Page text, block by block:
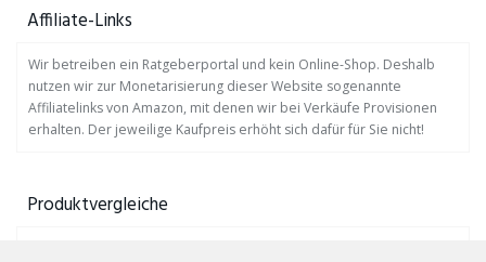
Affiliate-Links
Wir betreiben ein Ratgeberportal und kein Online-Shop. Deshalb
nutzen wir zur Monetarisierung dieser Website sogenannte
Affiliatelinks von Amazon, mit denen wir bei Verkäufe Provisionen
erhalten. Der jeweilige Kaufpreis erhöht sich dafür für Sie nicht!
Produktvergleiche